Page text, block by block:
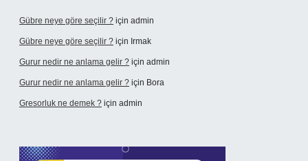
Gübre neye göre seçilir ? için admin
Gübre neye göre seçilir ? için Irmak
Gurur nedir ne anlama gelir ? için admin
Gurur nedir ne anlama gelir ? için Bora
Gresorluk ne demek ? için admin